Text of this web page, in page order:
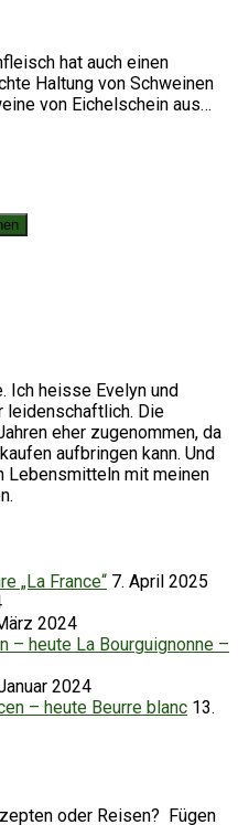
hat auch einen
Haltung von Schweinen
von Eichelschein aus…
Ich heisse Evelyn und
leidenschaftlich. Die
eher zugenommen, da
aufbringen kann. Und
Lebensmitteln mit meinen
„La France“ 7. April 2025
2024
– heute La Bourguignonne –
2024
– heute Beurre blanc 13.
oder Reisen? Fügen